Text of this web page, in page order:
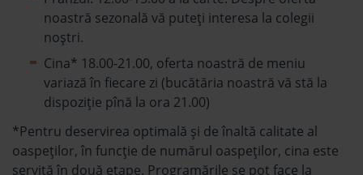
noastră sezonală vă puteți interesa la colegii
noștri.
Cina* 18.00-21.00, oferta noastră de meniu
variază în fiecare zi (bucătăria noastră vă stă la
dispoziție pînă la ora 21.00)
*Pentru deservirea optimală și de înaltă calitate al
oaspeților, în funcție de numărul oaspeţilor, cina este
servită în două etape. Programările se pot face la